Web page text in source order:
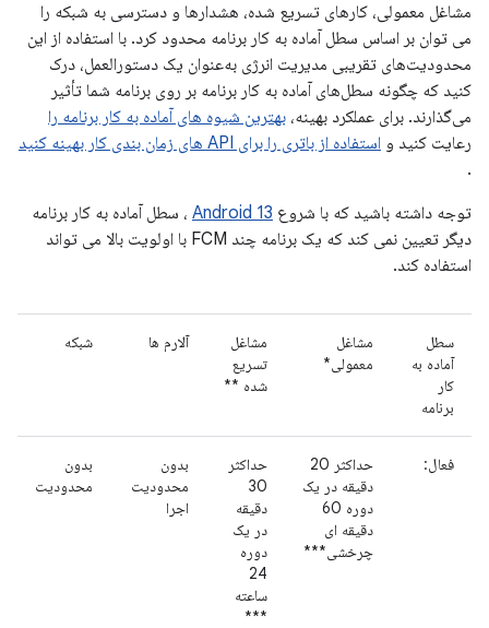
مشاغل معمولی، کارهای تسریع شده، هشدارها و دسترسی به شبکه را
می توان بر اساس سطل آماده به کار برنامه محدود کرد. با استفاده از این
محدودیت‌های تقریبی مدیریت انرژی به‌عنوان یک دستورالعمل، درک
کنید که چگونه سطل‌های آماده به کار برنامه بر روی برنامه شما تأثیر
می‌گذارند. برای عملکرد بهینه، بهترین شیوه های آماده به کار برنامه را
رعایت کنید و استفاده از باتری را برای API های زمان بندی کار بهینه کنید
.
توجه داشته باشید که با شروع Android 13 ، سطل آماده به کار برنامه
دیگر تعیین نمی کند که یک برنامه چند FCM با اولویت بالا می تواند
استفاده کند.
سطل
آماده به
کار
برنامه
مشاغل
معمولی*
مشاغل
تسریع
شده **
آلارم ها شبکه
فعال:
حداکثر 20
دقیقه در یک
دوره 60
دقیقه ای
چرخشی***
حداکثر
30
دقیقه
در یک
دوره
24
ساعته
***
بدون
محدودیت
اجرا
بدون
محدودیت